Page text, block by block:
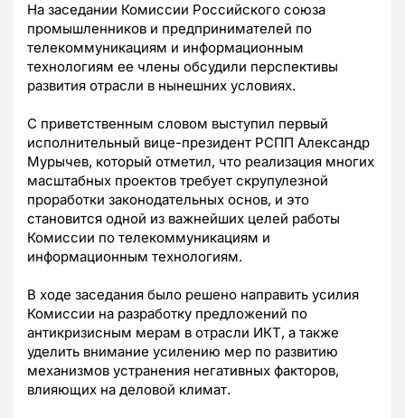
На заседании Комиссии Российского союза
промышленников и предпринимателей по
телекоммуникациям и информационным
технологиям ее члены обсудили перспективы
развития отрасли в нынешних условиях.
С приветственным словом выступил первый
исполнительный вице-президент РСПП Александр
Мурычев, который отметил, что реализация многих
масштабных проектов требует скрупулезной
проработки законодательных основ, и это
становится одной из важнейших целей работы
Комиссии по телекоммуникациям и
информационным технологиям.
В ходе заседания было решено направить усилия
Комиссии на разработку предложений по
антикризисным мерам в отрасли ИКТ, а также
уделить внимание усилению мер по развитию
механизмов устранения негативных факторов,
влияющих на деловой климат.